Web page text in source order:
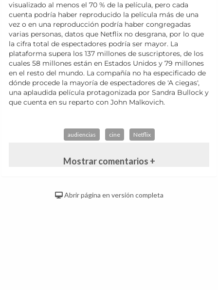
visualizado al menos el 70 % de la película, pero cada
cuenta podría haber reproducido la película más de una
vez o en una reproducción podría haber congregadas
varias personas, datos que Netflix no desgrana, por lo que
la cifra total de espectadores podría ser mayor. La
plataforma supera los 137 millones de suscriptores, de los
cuales 58 millones están en Estados Unidos y 79 millones
en el resto del mundo. La compañía no ha especificado de
dónde procede la mayoría de espectadores de 'A ciegas',
una aplaudida película protagonizada por Sandra Bullock y
que cuenta en su reparto con John Malkovich.
audiencias cine Netflix
Mostrar comentarios +
Abrir página en versión completa